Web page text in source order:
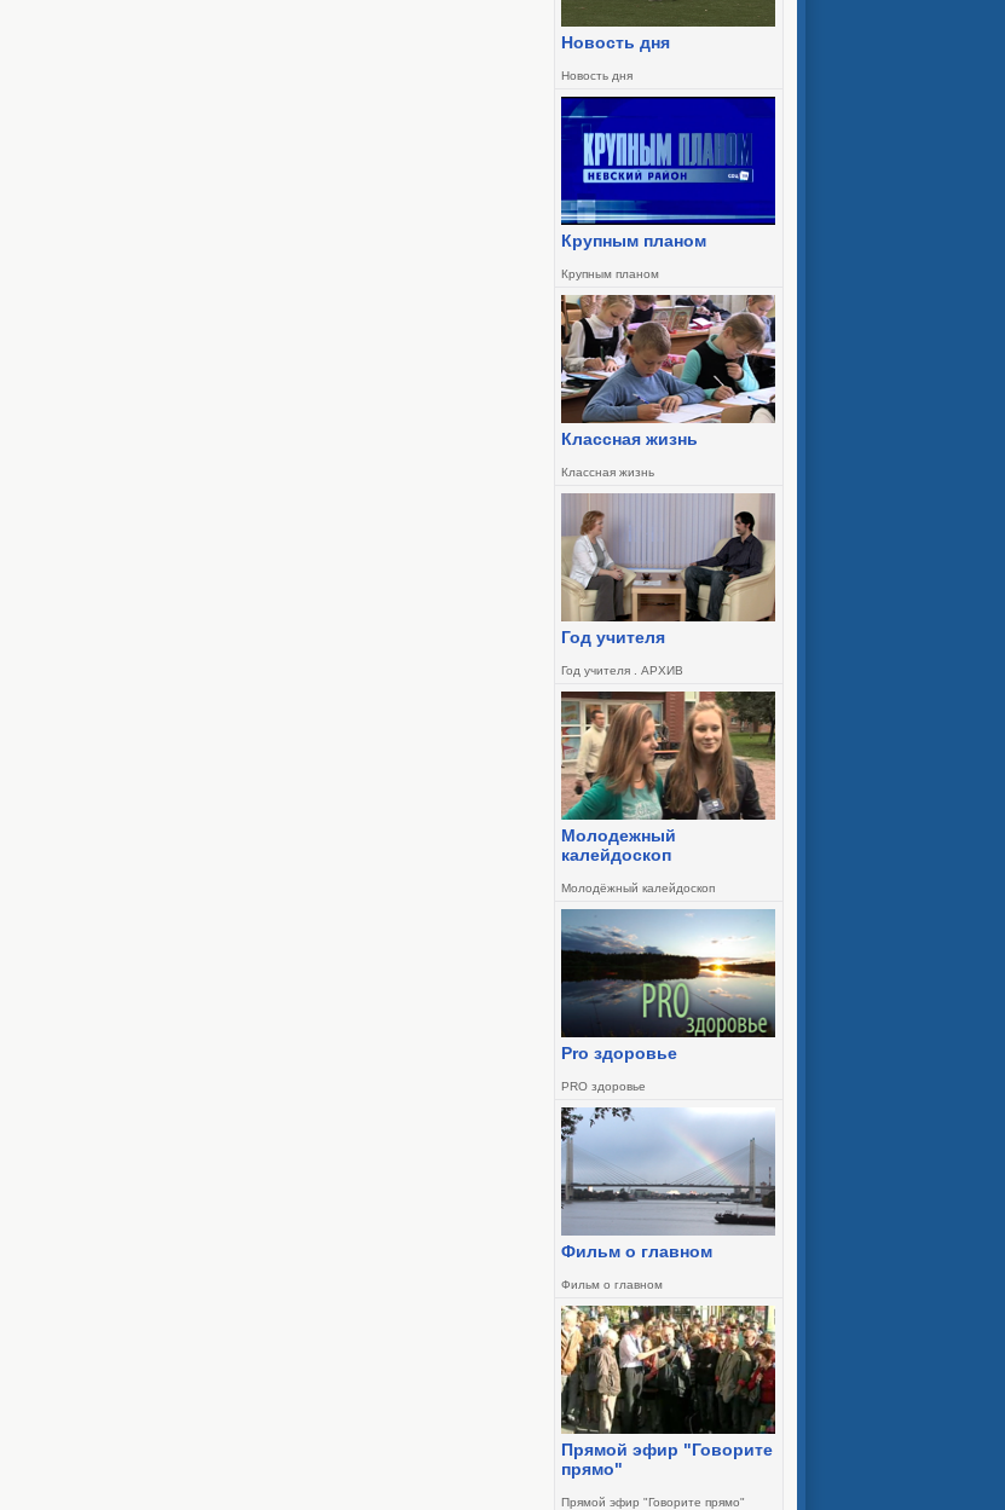
Новость дня
Новость дня
Крупным планом
Крупным планом
Классная жизнь
Классная жизнь
Год учителя
Год учителя . АРХИВ
Молодежный
калейдоскоп
Молодёжный калейдоскоп
Pro здоровье
PRO здоровье
Фильм о главном
Фильм о главном
Прямой эфир "Говорите
прямо"
Прямой эфир "Говорите прямо"